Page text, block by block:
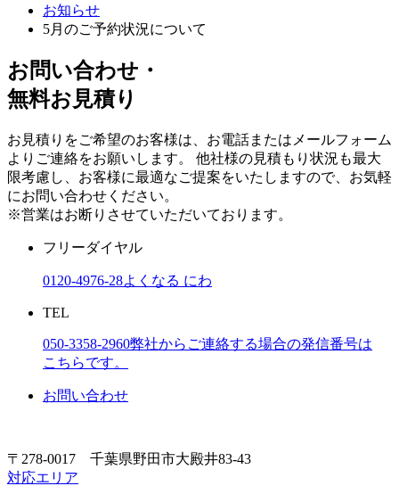
お知らせ
5月のご予約状況について
お問い合わせ・
無料お見積り
お見積りをご希望のお客様は、お電話またはメールフォーム
よりご連絡をお願いします。 他社様の見積もり状況も最大
限考慮し、お客様に最適なご提案をいたしますので、お気軽
にお問い合わせください。
※営業はお断りさせていただいております。
フリーダイヤル
0120-4976-28よくなる にわ
TEL
050-3358-2960弊社からご連絡する場合の発信番号は
こちらです。
お問い合わせ
〒278-0017 千葉県野田市大殿井83-43
対応エリア